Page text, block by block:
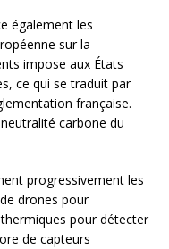
également les
sur la
impose aux États
ce qui se traduit par
française.
carbone du
progressivement les
drones pour
pour détecter
de capteurs